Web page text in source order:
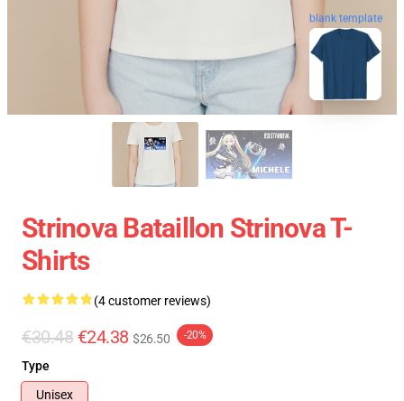
blank template
Strinova Bataillon Strinova T-
Shirts
(4 customer reviews)
€30.48 €24.38 $26.50 -20%
Type
Unisex